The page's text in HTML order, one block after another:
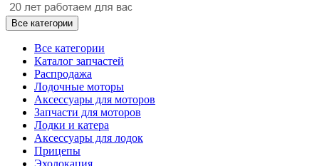
Все категории
Все категории
Каталог запчастей
Распродажа
Лодочные моторы
Аксессуары для моторов
Запчасти для моторов
Лодки и катера
Аксессуары для лодок
Прицепы
Эхолокация